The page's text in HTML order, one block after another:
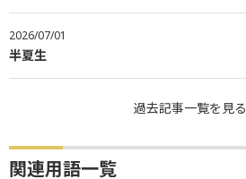
2026/07/01
半夏生
過去記事一覧を見る
関連用語一覧